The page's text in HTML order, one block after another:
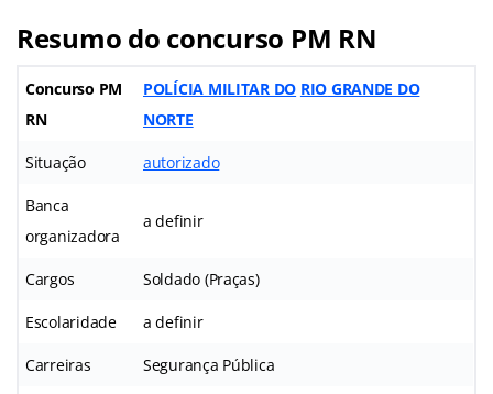
Resumo do concurso PM RN
Concurso PM
RN
POLÍCIA MILITAR DO RIO GRANDE DO
NORTE
Situação autorizado
Banca
organizadora
a definir
Cargos Soldado (Praças)
Escolaridade a definir
Carreiras Segurança Pública